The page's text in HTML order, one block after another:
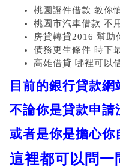
桃園證件借款 教你
桃園市汽車借款 不
房貸轉貸2016 幫助
債務更生條件 時下
高雄借貸 哪裡可以
目前的銀行貸款
不論你是貸款申請
或者是你是擔心你
這裡都可以問一